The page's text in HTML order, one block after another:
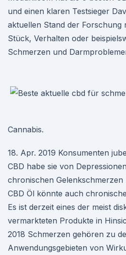
und einen klaren Testsieger
aktuellen Stand der Forschung
Stück, Verhalten oder
Schmerzen und
Cannabis.
18. Apr. 2019 Konsumenten
CBD habe sie von
chronischen Gelenkschmerzen
CBD Öl könnte auch
Es ist derzeit eines der meist
vermarkteten Produkte in
2018 Schmerzen gehören zu
Anwendungsgebieten von